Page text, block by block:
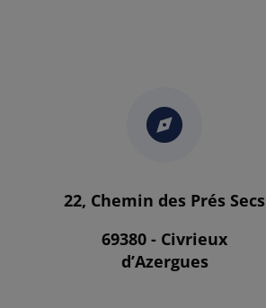
22, Chemin des Prés Secs
69380 - Civrieux
d’Azergues